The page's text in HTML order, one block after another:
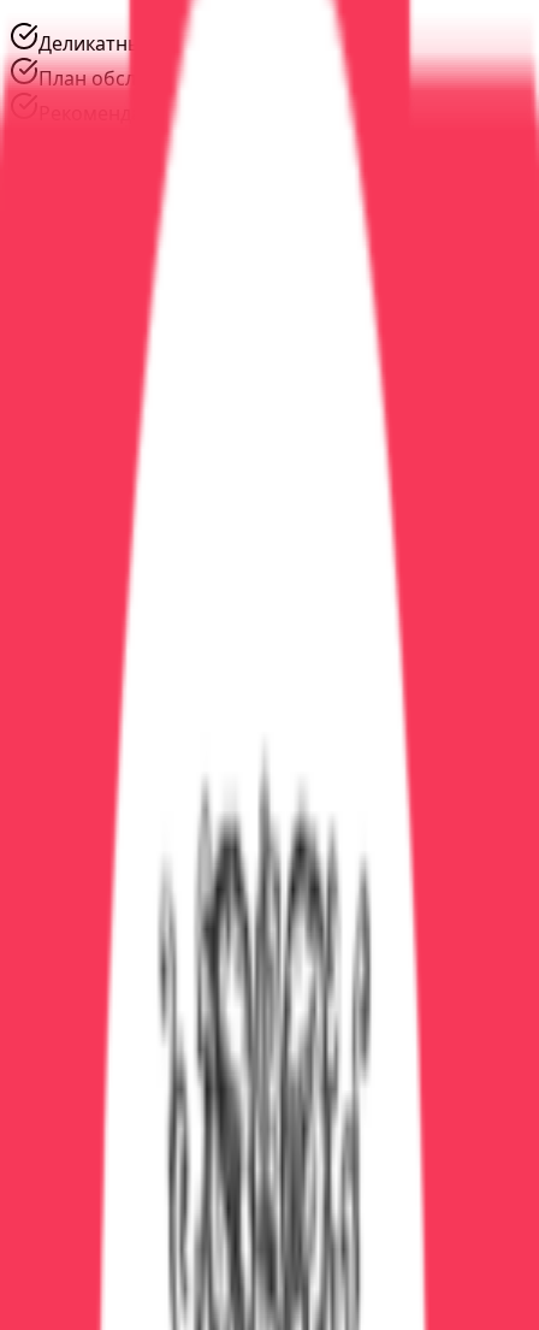
Деликатный подход
План обследования
Рекомендации по лечению
Наши специалисты
лет
Животягин Эдуард Михайлович
Врач-нарколог, заведующий отделением
медицинской реабилитации
Длительное время заведующий отделением
медицинской реабилитации для лиц с
наркологическими расстройствами в БУЗ ВО
'Воронежская городская клиническая больница № 5'.
Стаж более 20 лет.
Записаться на услугу
уточняйте по телефону
Длительность:
Телефон клиники:
+7 (473) 202-60-03
Экстренная помощь 24/7
Не теряйте время!
При острой интоксикации каждая минута на счету.
Звоните немедленно!
Экстренная детоксикация
Консультация нарколога
Интервенция — мотивация на лечение